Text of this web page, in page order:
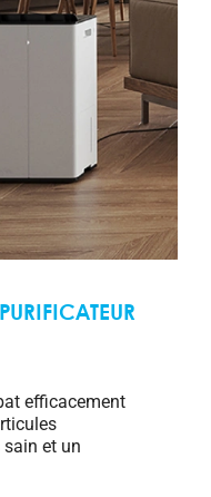
efficacement
et un